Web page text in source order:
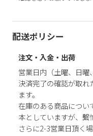
配送ポリシー
注文・入金・出荷
営業日内（土曜、日曜
決済完了の確認が取れ
ます。
在庫のある商品につい
本としていますが、繫
さらに2-3営業日頂く